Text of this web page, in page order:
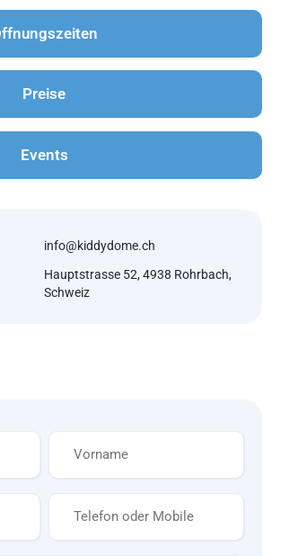
Preise
Events
info@kiddydome.ch
Hauptstrasse 52, 4938 Rohrbach,
Schweiz